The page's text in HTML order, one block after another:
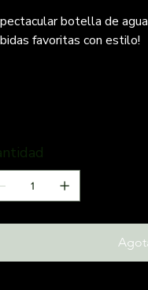
botella de
favoritas con estilo!